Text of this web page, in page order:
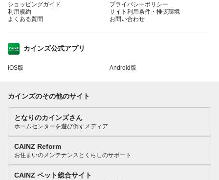
ショッピングガイド
利用規約
よくある質問
プライバシーポリシー
サイト利用条件・推奨環境
お問い合わせ
カインズ公式アプリ
iOS版 Android版
カインズのその他のサイト
となりのカインズさん
ホームセンターを遊び倒すメディア
CAINZ Reform
お住まいのメンテナンスとくらしのサポート
CAINZ ペット総合サイト